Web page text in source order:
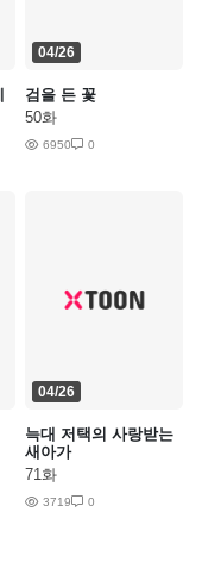
04/26
검을 든 꽃
50화
6950 0
04/26
늑대 저택의 사랑받는
새아가
71화
3719 0